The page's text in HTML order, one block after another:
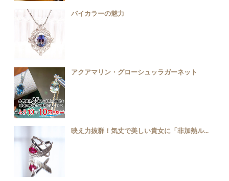
バイカラーの魅力
アクアマリン・グローシュッラガーネット
映え力抜群！気丈で美しい貴女に「非加熱ル...